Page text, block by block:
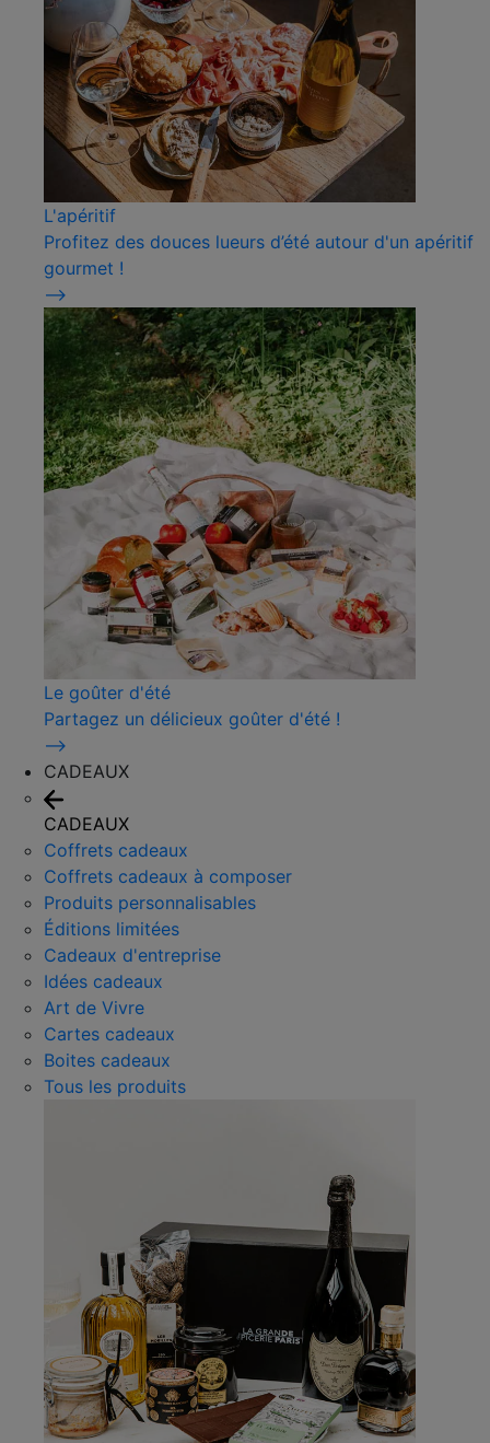
L'apéritif
Profitez des douces lueurs d’été autour d'un apéritif
gourmet !
⟶
Le goûter d'été
Partagez un délicieux goûter d'été !
⟶
CADEAUX
CADEAUX
Coffrets cadeaux
Coffrets cadeaux à composer
Produits personnalisables
Éditions limitées
Cadeaux d'entreprise
Idées cadeaux
Art de Vivre
Cartes cadeaux
Boites cadeaux
Tous les produits